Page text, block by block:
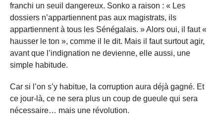
franchi un seuil dangereux. Sonko a raison : « Les
dossiers n’appartiennent pas aux magistrats, ils
appartiennent à tous les Sénégalais. » Alors oui, il faut «
hausser le ton », comme il le dit. Mais il faut surtout agir,
avant que l’indignation ne devienne, elle aussi, une
simple habitude.
Car si l’on s’y habitue, la corruption aura déjà gagné. Et
ce jour-là, ce ne sera plus un coup de gueule qui sera
nécessaire… mais une révolution.